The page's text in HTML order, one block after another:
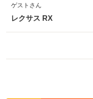
ゲストさん
レクサス RX